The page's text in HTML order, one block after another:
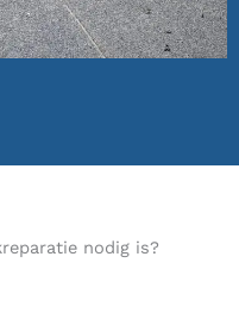
nodig is?